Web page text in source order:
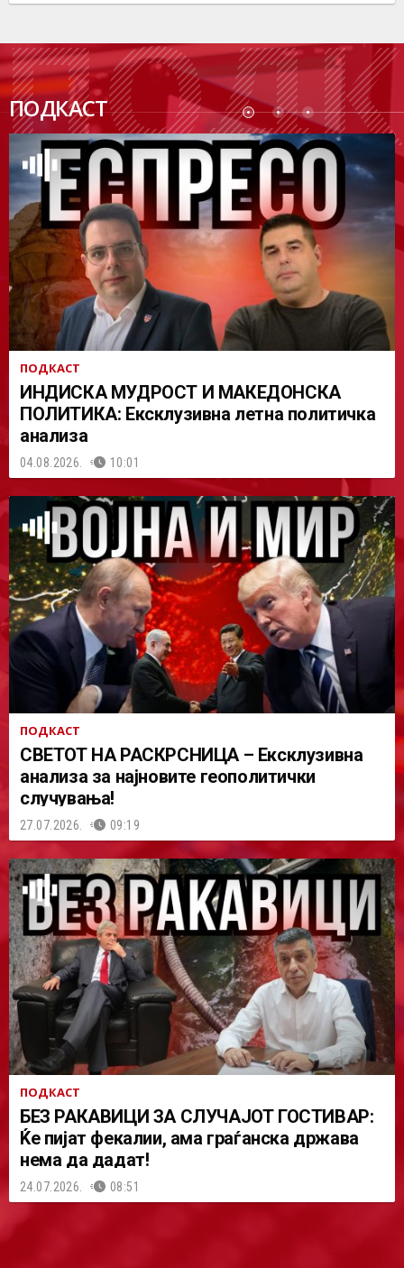
ПОДКАСТ
ПОДК
АСТ
ПОДКАСТ
ИНДИСКА МУДРОСТ И МАКЕДОНСКА
ПОЛИТИКА: Ексклузивна летна политичка
анализа
04.08.2026. 10:01
ПОДКАСТ
СВЕТОТ НА РАСКРСНИЦА – Ексклузивна
анализа за најновите геополитички
случувања!
27.07.2026. 09:19
ПОДКАСТ
БЕЗ РАКАВИЦИ ЗА СЛУЧАЈОТ ГОСТИВАР:
Ќе пијат фекалии, ама граѓанска држава
нема да дадат!
24.07.2026. 08:51